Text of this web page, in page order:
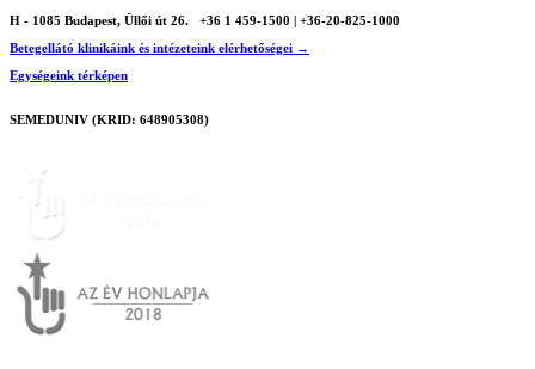
H - 1085 Budapest, Üllői út 26.
+36 1 459-1500 | +36-20-825-1000
Betegellátó klinikáink és intézeteink elérhetőségei →
Egységeink térképen
SEMEDUNIV (KRID: 648905308)